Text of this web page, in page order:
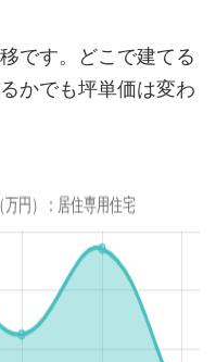
です。どこで建てる
かでも坪単価は変わ